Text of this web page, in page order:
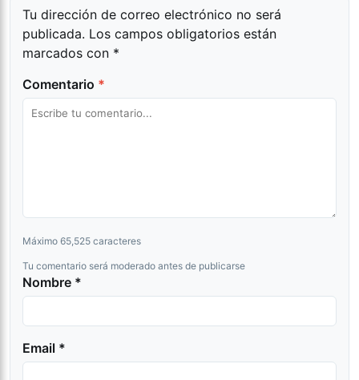
Tu dirección de correo electrónico no será
publicada. Los campos obligatorios están
marcados con *
Comentario *
Máximo 65,525 caracteres
Tu comentario será moderado antes de publicarse
Nombre *
Email *